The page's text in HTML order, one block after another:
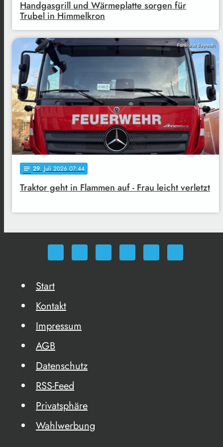
Handgasgrill und Wärmeplatte sorgen für
Trubel in Himmelkron
Funkhaus Bayreuth
notes 29. Juli 2026 07:44
Traktor geht in Flammen auf - Frau leicht verletzt
Start
Kontakt
Impressum
AGB
Datenschutz
RSS-Feed
Privatsphäre
Wahlwerbung